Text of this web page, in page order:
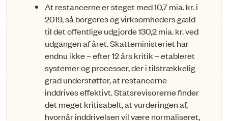
At restancerne er steget med 10,7 mia. kr. i
2019, så borgeres og virksomheders gæld
til det offentlige udgjorde 130,2 mia. kr. ved
udgangen af året. Skatteministeriet har
endnu ikke – efter 12 års kritik – eta­bleret
systemer og processer, der i tilstrækkelig
grad under­støtter, at restancerne
inddrives effektivt. Statsrevisorerne finder
det meget kritisabelt, at vurderingen af,
hvornår inddrivelsen vil være normaliseret,